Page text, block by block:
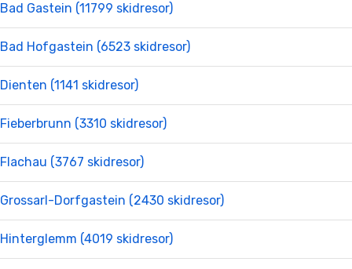
Bad Gastein (11799 skidresor)
Bad Hofgastein (6523 skidresor)
Dienten (1141 skidresor)
Fieberbrunn (3310 skidresor)
Flachau (3767 skidresor)
Grossarl-Dorfgastein (2430 skidresor)
Hinterglemm (4019 skidresor)